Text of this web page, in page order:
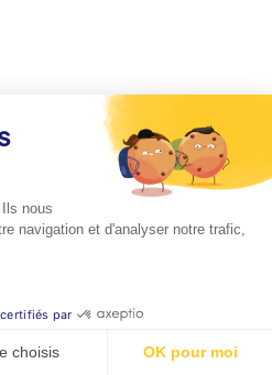
nous
navigation et d'analyser notre trafic,
par
choisis OK pour moi